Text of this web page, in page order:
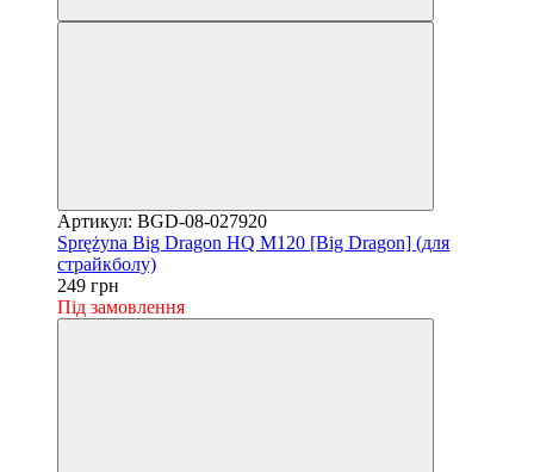
Артикул: BGD-08-027920
Sprężyna Big Dragon HQ M120 [Big Dragon] (для
страйкболу)
249 грн
Під замовлення